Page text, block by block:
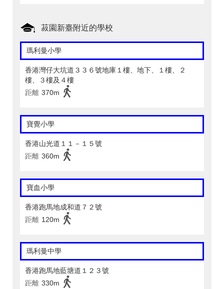
菽園新臺附近的學校
瑪利曼小學
香港灣仔大坑道３３６號地庫１樓、地下、１樓、２
樓、３樓及４樓
距離 370m
寶覺小學
香港山光道１１－１５號
距離 360m
寶血小學
香港跑馬地成和道７２號
距離 120m
瑪利曼中學
香港跑馬地藍塘道１２３號
距離 330m